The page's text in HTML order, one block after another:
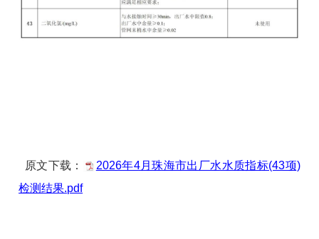
原文下载：
2026年4月珠海市出厂水水质指标(43项)
检测结果.pdf